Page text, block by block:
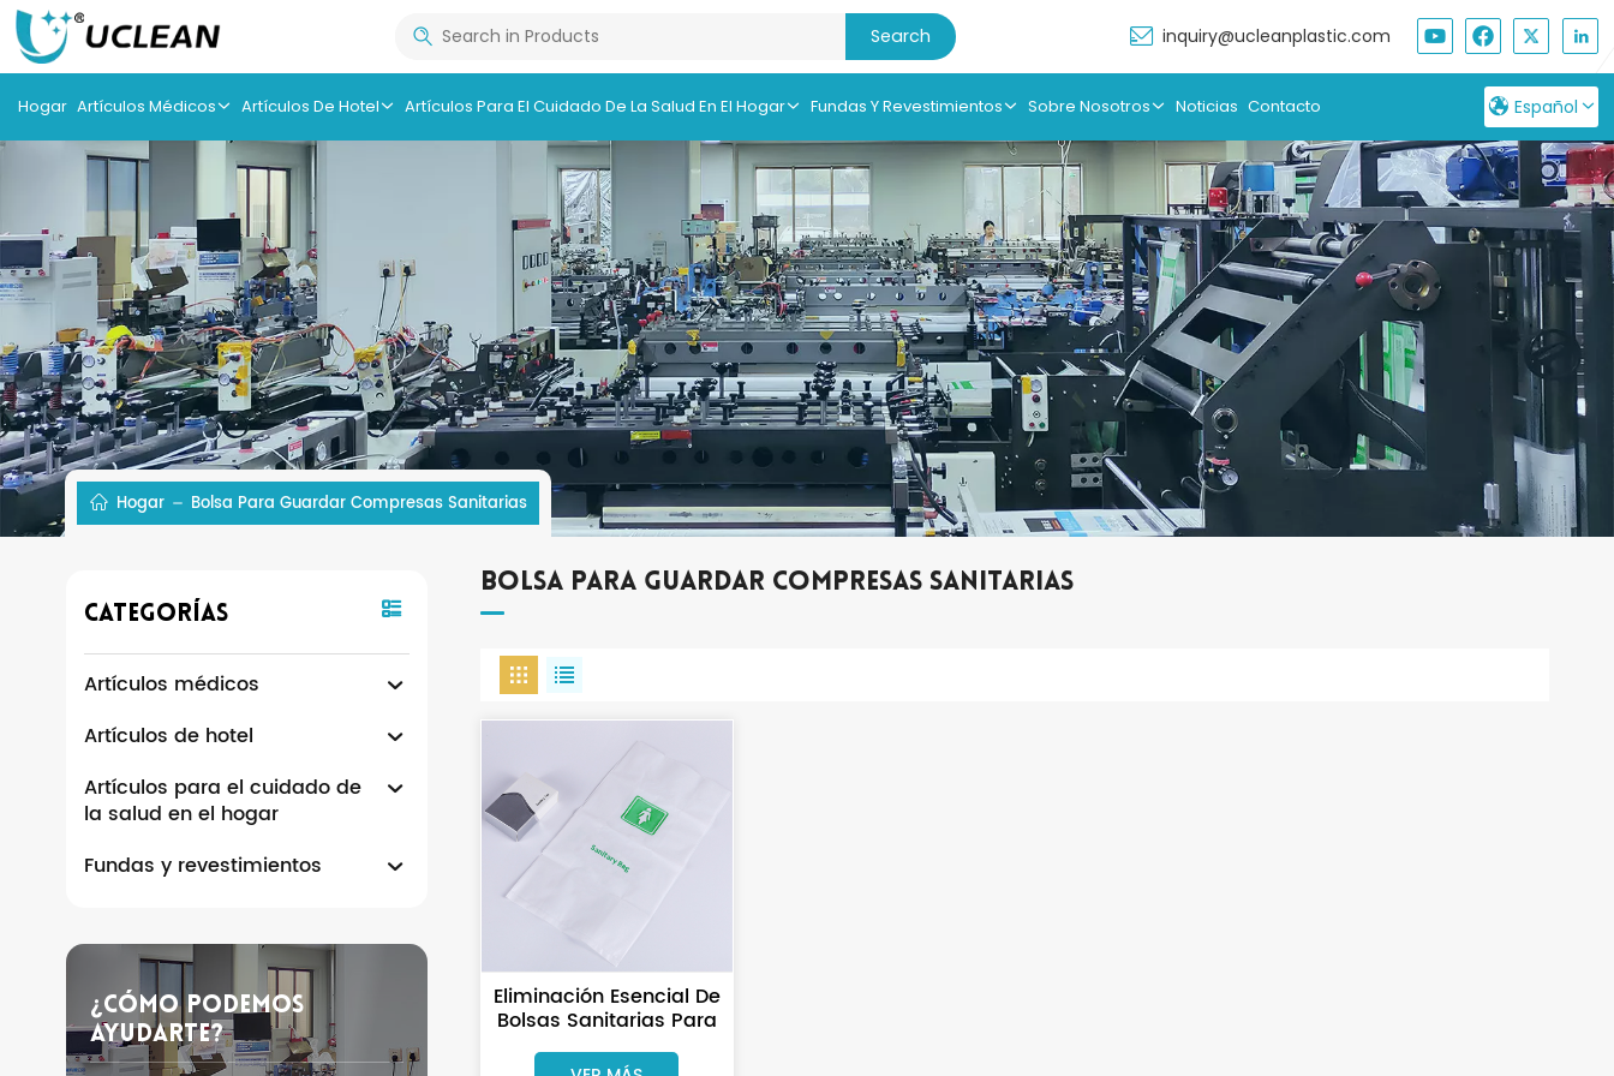
inquiry@ucleanplastic.com
Hogar Artículos Médicos Artículos De Hotel Artículos Para El Cuidado De La Salud En El Hogar Fundas Y Revestimientos Sobre Nosotros Noticias Contacto Español
English
Français
Русский
Hogar Bolsa Para Guardar Compresas Sanitarias
Categorías
Artículos médicos
Artículos de hotel
Artículos para el cuidado de
la salud en el hogar
Fundas y revestimientos
¿Cómo Podemos
Ayudarte?
Bolsa Para Guardar Compresas Sanitarias
Eliminación Esencial De
Bolsas Sanitarias Para
La Higiene Y
Comodidad De Los